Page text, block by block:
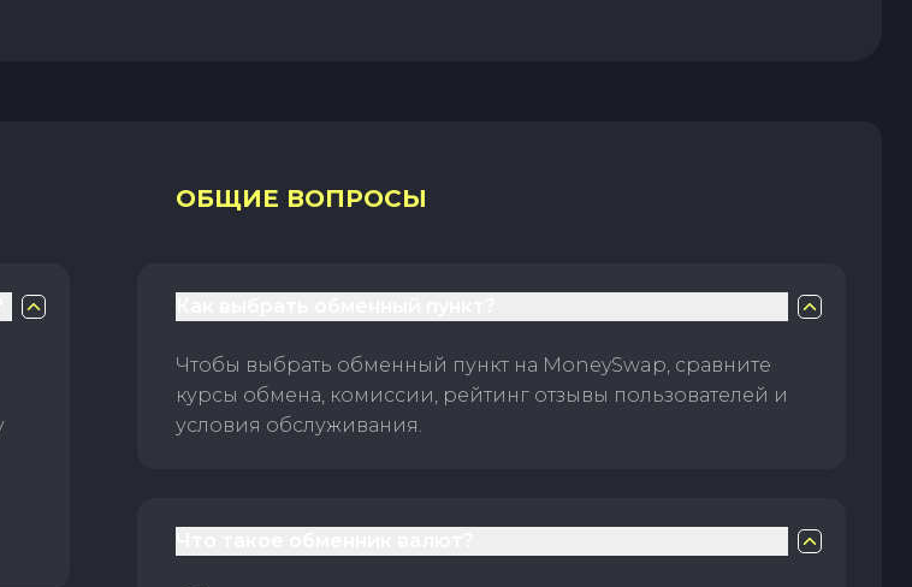
ОБЩИЕ ВОПРОСЫ
Чтобы выбрать обменный пункт на MoneySwap, сравните
курсы обмена, комиссии, рейтинг отзывы пользователей и
условия обслуживания.